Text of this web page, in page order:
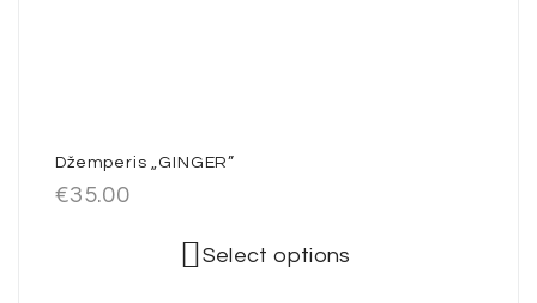
Džemperis „GINGER”
€35.00
Select options